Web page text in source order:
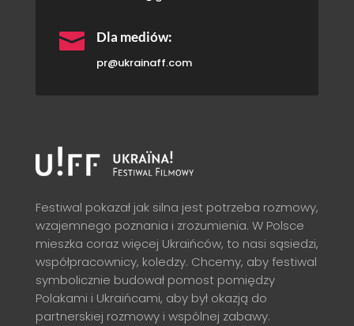
 Dla mediów:
pr@ukrainaff.com
Festiwal pokazał jak silna jest potrzeba rozmowy,
wzajemnego poznania i zrozumienia. W Polsce
mieszka coraz więcej Ukraińców, to nasi sąsiedzi,
współpracownicy, koledzy. Chcemy, aby festiwal
symbolicznie budował pomost pomiędzy
Polakami i Ukraińcami, aby był okazją do
partnerskiej rozmowy i wspólnej zabawy.